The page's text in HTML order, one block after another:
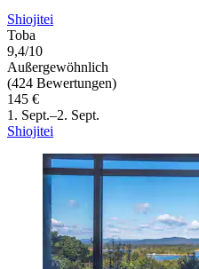
Shiojitei
Toba
9,4/10
Außergewöhnlich
(424 Bewertungen)
145 €
1. Sept.–2. Sept.
Shiojitei